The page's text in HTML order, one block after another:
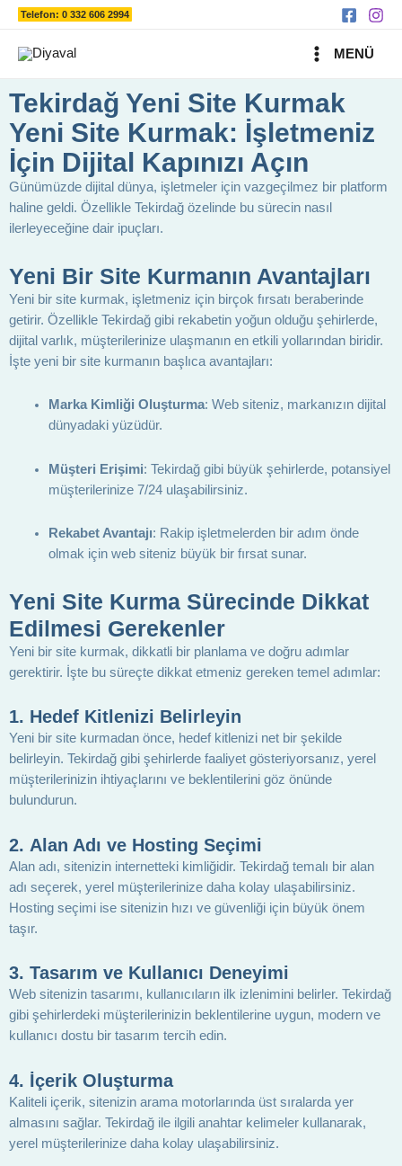
İçeriğeTelefon: 0 332 606 2994
MAIN
MENÜ
Tekirdağ Yeni Site Kurmak
Yeni Site Kurmak: İşletmeniz
İçin Dijital Kapınızı Açın
Günümüzde dijital dünya, işletmeler için vazgeçilmez bir platform
haline geldi. Özellikle Tekirdağ özelinde bu sürecin nasıl
ilerleyeceğine dair ipuçları.
Yeni Bir Site Kurmanın Avantajları
Yeni bir site kurmak, işletmeniz için birçok fırsatı beraberinde
getirir. Özellikle Tekirdağ gibi rekabetin yoğun olduğu şehirlerde,
dijital varlık, müşterilerinize ulaşmanın en etkili yollarından biridir.
İşte yeni bir site kurmanın başlıca avantajları:
Marka Kimliği Oluşturma: Web siteniz, markanızın dijital
dünyadaki yüzüdür.
Müşteri Erişimi: Tekirdağ gibi büyük şehirlerde, potansiyel
müşterilerinize 7/24 ulaşabilirsiniz.
Rekabet Avantajı: Rakip işletmelerden bir adım önde
olmak için web siteniz büyük bir fırsat sunar.
Yeni Site Kurma Sürecinde Dikkat
Edilmesi Gerekenler
Yeni bir site kurmak, dikkatli bir planlama ve doğru adımlar
gerektirir. İşte bu süreçte dikkat etmeniz gereken temel adımlar:
1. Hedef Kitlenizi Belirleyin
Yeni bir site kurmadan önce, hedef kitlenizi net bir şekilde
belirleyin. Tekirdağ gibi şehirlerde faaliyet gösteriyorsanız, yerel
müşterilerinizin ihtiyaçlarını ve beklentilerini göz önünde
bulundurun.
2. Alan Adı ve Hosting Seçimi
Alan adı, sitenizin internetteki kimliğidir. Tekirdağ temalı bir alan
adı seçerek, yerel müşterilerinize daha kolay ulaşabilirsiniz.
Hosting seçimi ise sitenizin hızı ve güvenliği için büyük önem
taşır.
3. Tasarım ve Kullanıcı Deneyimi
Web sitenizin tasarımı, kullanıcıların ilk izlenimini belirler. Tekirdağ
gibi şehirlerdeki müşterilerinizin beklentilerine uygun, modern ve
kullanıcı dostu bir tasarım tercih edin.
4. İçerik Oluşturma
Kaliteli içerik, sitenizin arama motorlarında üst sıralarda yer
almasını sağlar. Tekirdağ ile ilgili anahtar kelimeler kullanarak,
yerel müşterilerinize daha kolay ulaşabilirsiniz.
Ara